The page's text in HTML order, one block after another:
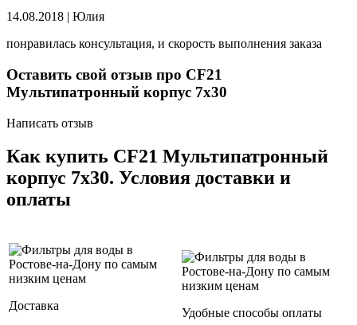
14.08.2018 | Юлия
понравилась консультация, и скорость выполнения заказа
Оставить свой отзыв про CF21
Мультипатронный корпус 7х30
Написать отзыв
Как купить CF21 Мультипатронный
корпус 7х30. Условия доставки и
оплаты
Доставка
Удобные способы оплаты